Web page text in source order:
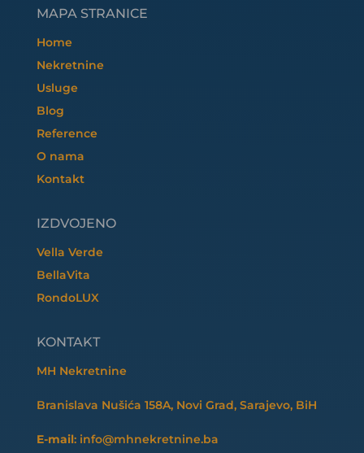
MAPA STRANICE
Home
Nekretnine
Usluge
Blog
Reference
O nama
Kontakt
IZDVOJENO
Vella Verde
BellaVita
RondoLUX
KONTAKT
MH Nekretnine
Branislava Nušića 158A, Novi Grad, Sarajevo, BiH
E-mail: info@mhnekretnine.ba